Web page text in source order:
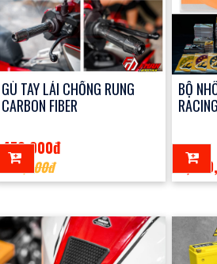
GÙ TAY LÁI CHỐNG RUNG
CARBON FIBER
470,000đ
500,000đ
BỘ